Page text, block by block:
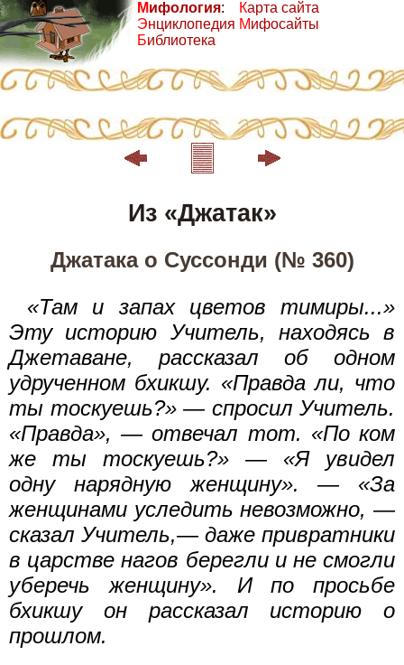
Мифология:
Энциклопедия
Библиотека
Карта сайта
Мифосайты
Из «Джатак»
Джатака о Суссонди (№ 360)
«Там и запах цветов тимиры...»
Эту историю Учитель, находясь в
Джетаване, рассказал об одном
удрученном бхикшу. «Правда ли, что
ты тоскуешь?» — спросил Учитель.
«Правда», — отвечал тот. «По ком
же ты тоскуешь?» — «Я увидел
одну нарядную женщину». — «За
женщинами уследить невозможно, —
сказал Учитель,— даже привратники
в царстве нагов берегли и не смогли
уберечь женщину». И по просьбе
бхикшу он рассказал историю о
прошлом.